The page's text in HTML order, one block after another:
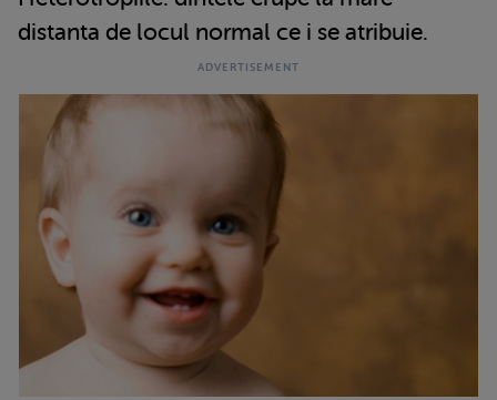
distanta de locul normal ce i se atribuie.